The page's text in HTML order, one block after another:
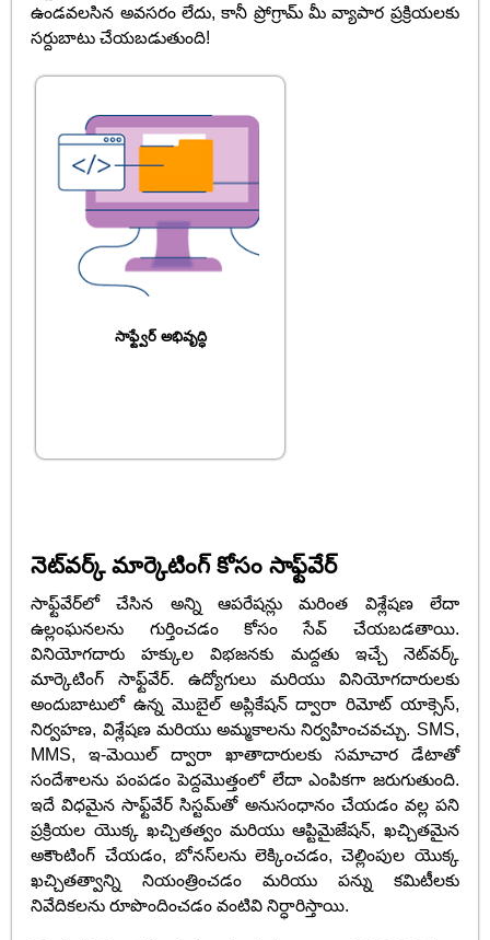
ఉండవలసిన అవసరం లేదు, కానీ ప్రోగ్రామ్ మీ వ్యాపార ప్రక్రియలకు
సర్దుబాటు చేయబడుతుంది!
సాఫ్ట్వేర్ అభివృద్ధి
నెట్‌వర్క్ మార్కెటింగ్ కోసం సాఫ్ట్‌వేర్
సాఫ్ట్‌వేర్‌లో చేసిన అన్ని ఆపరేషన్లు మరింత విశ్లేషణ లేదా
ఉల్లంఘనలను గుర్తించడం కోసం సేవ్ చేయబడతాయి.
వినియోగదారు హక్కుల విభజనకు మద్దతు ఇచ్చే నెట్‌వర్క్
మార్కెటింగ్ సాఫ్ట్‌వేర్. ఉద్యోగులు మరియు వినియోగదారులకు
అందుబాటులో ఉన్న మొబైల్ అప్లికేషన్ ద్వారా రిమోట్ యాక్సెస్,
నిర్వహణ, విశ్లేషణ మరియు అమ్మకాలను నిర్వహించవచ్చు. SMS,
MMS, ఇ-మెయిల్ ద్వారా ఖాతాదారులకు సమాచార డేటాతో
సందేశాలను పంపడం పెద్దమొత్తంలో లేదా ఎంపికగా జరుగుతుంది.
ఇదే విధమైన సాఫ్ట్‌వేర్ సిస్టమ్‌తో అనుసంధానం చేయడం వల్ల పని
ప్రక్రియల యొక్క ఖచ్చితత్వం మరియు ఆప్టిమైజేషన్, ఖచ్చితమైన
అకౌంటింగ్ చేయడం, బోనస్‌లను లెక్కించడం, చెల్లింపుల యొక్క
ఖచ్చితత్వాన్ని నియంత్రించడం మరియు పన్ను కమిటీలకు
నివేదికలను రూపొందించడం వంటివి నిర్ధారిస్తాయి.